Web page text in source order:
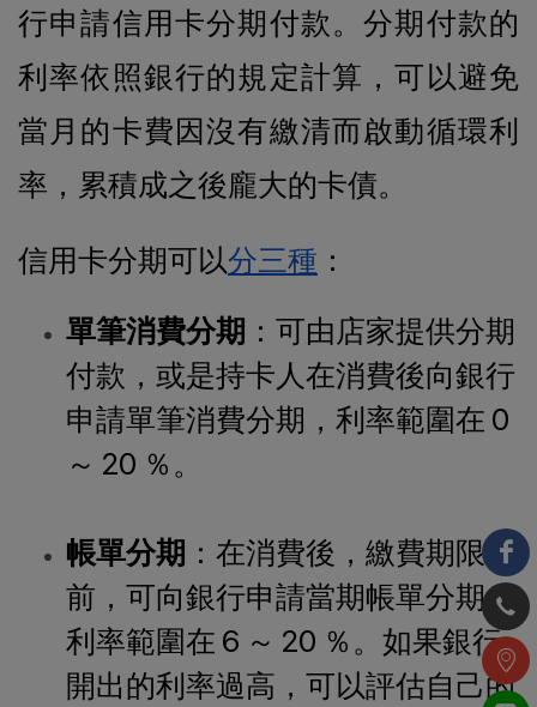
行申請信用卡分期付款。分期付款的
利率依照銀行的規定計算，可以避免
當月的卡費因沒有繳清而啟動循環利
率，累積成之後龐大的卡債。
信用卡分期可以分三種 ：
單筆消費分期 ：可由店家提供分期
付款，或是持卡人在消費後向銀行
申請單筆消費分期， 利率範圍在 0
～ 20 ％。
帳單分期 ：在消費後，繳費期限以
前，可向銀行申請當期帳單分期，
利率範圍在 6 ～ 20 ％。如果銀行
開出的利率過高，可以評估自己的